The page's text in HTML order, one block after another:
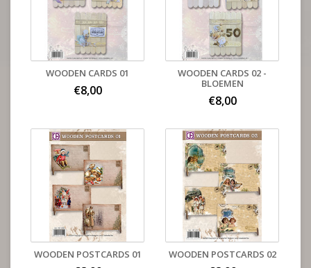
WOODEN CARDS 01
€8,00
WOODEN CARDS 02 -
BLOEMEN
€8,00
WOODEN POSTCARDS 01 WOODEN POSTCARDS 02